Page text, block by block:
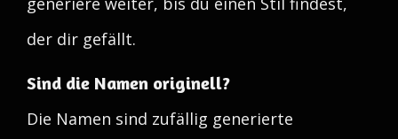
der dir gefällt.
Sind die Namen originell?
Die Namen sind zufällig generierte